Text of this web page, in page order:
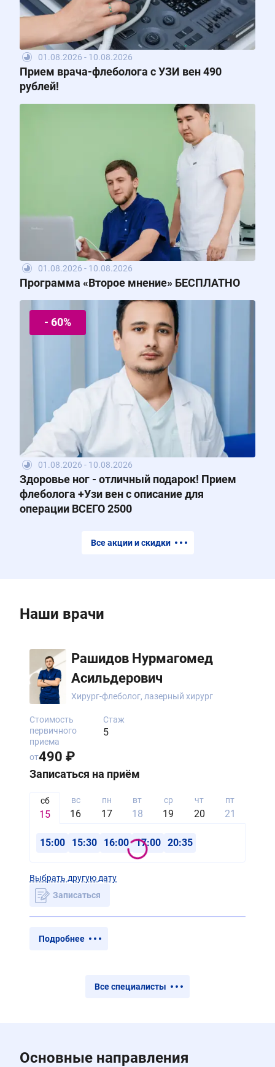
01.08.2026 - 10.08.2026
Прием врача-флеболога с УЗИ вен 490
рублей!
01.08.2026 - 10.08.2026
Программа «Второе мнение» БЕСПЛАТНО
- 60%
01.08.2026 - 10.08.2026
Здоровье ног - отличный подарок! Прием
флеболога +Узи вен с описание для
операции ВСЕГО 2500
Все акции и скидки
Наши врачи
Рашидов Нурмагомед
Асильдерович
Хирург-флеболог, лазерный хирург
Стаж
5
Стоимость
первичного
приема
от490 ₽
Записаться на приём
сб
15
вс
16
пн
17
вт
18
ср
19
чт
20
пт
21
15:00 15:30 16:00 17:00 20:35
Выбрать другую дату
Записаться
Подробнее
Все специалисты
Основные направления